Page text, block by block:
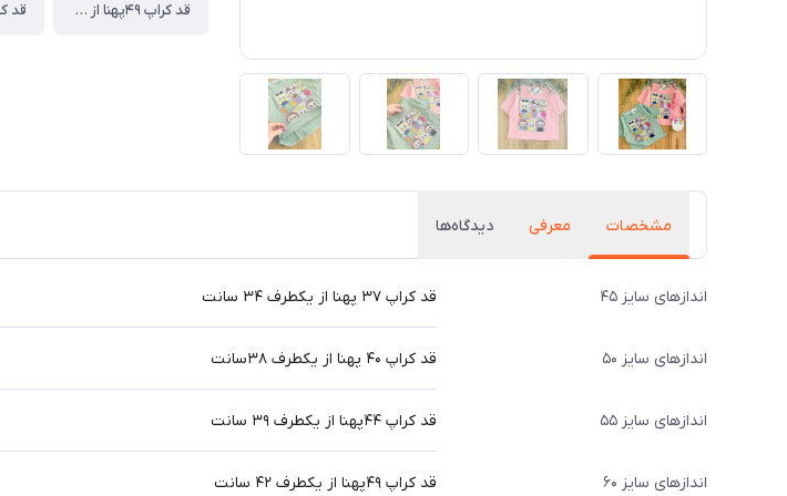
قد کراپ ۴۹پهنا از یکطرف ۴۲ سانت
مشخصات معرفی دیدگاه‌ها
اندازهای سایز ۴۵ قد کراپ ۳۷ پهنا از یکطرف ۳۴ سانت
اندازهای سایز ۵۰ قد کراپ ۴۰ پهنا از یکطرف ۳۸سانت
اندازهای سایز ۵۵ قد کراپ ۴۴پهنا از یکطرف ۳۹ سانت
اندازهای سایز ۶۰ قد کراپ ۴۹پهنا از یکطرف ۴۲ سانت